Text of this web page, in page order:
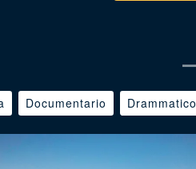
Documentario Drammatico